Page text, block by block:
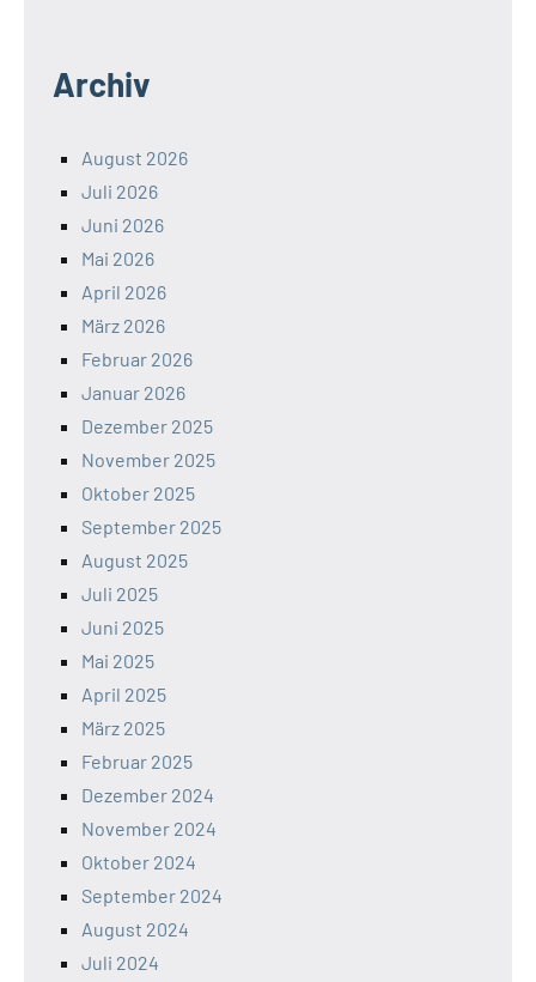
Archiv
August 2026
Juli 2026
Juni 2026
Mai 2026
April 2026
März 2026
Februar 2026
Januar 2026
Dezember 2025
November 2025
Oktober 2025
September 2025
August 2025
Juli 2025
Juni 2025
Mai 2025
April 2025
März 2025
Februar 2025
Dezember 2024
November 2024
Oktober 2024
September 2024
August 2024
Juli 2024